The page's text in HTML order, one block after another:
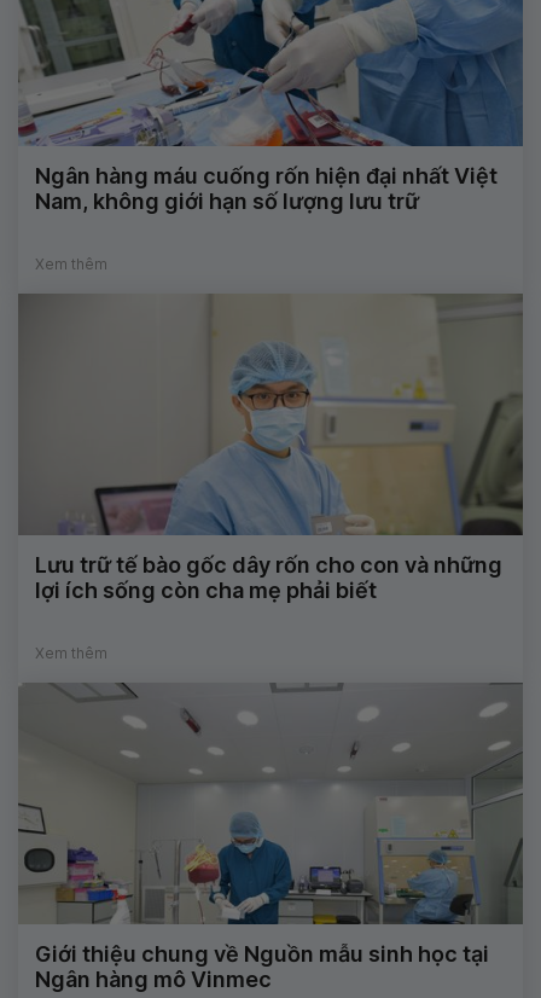
Ngân hàng máu cuống rốn hiện đại nhất Việt
Nam, không giới hạn số lượng lưu trữ
Xem thêm
Lưu trữ tế bào gốc dây rốn cho con và những
lợi ích sống còn cha mẹ phải biết
Xem thêm
Giới thiệu chung về Nguồn mẫu sinh học tại
Ngân hàng mô Vinmec